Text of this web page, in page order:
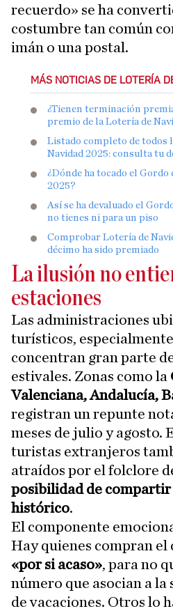
recuerdo» se ha
costumbre tan común
imán o una postal.
MÁS NOTICIAS DE LOTERÍA
¿Tienen terminación
premio de la Lotería de
Listado completo de todos
Navidad 2025: consulta tu
¿Dónde ha tocado el Gordo
2025?
Así se ha devaluado el
no tienes ni para un piso
Comprobar Lotería de
décimo ha sido premiado
La ilusión no
estaciones
Las administraciones
turísticos,
concentran gran parte
estivales. Zonas como la
Valenciana, Andalucía,
registran un repunte
meses de julio y agosto.
turistas extranjeros
atraídos por el folclore
posibilidad de
histórico.
El componente
Hay quienes compran el
«por si acaso», para no
número que asocian a la
de vacaciones. Otros lo